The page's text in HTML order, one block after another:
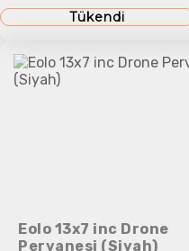
Tükendi
Eolo 13x7 inc Drone
Pervanesi (Siyah)